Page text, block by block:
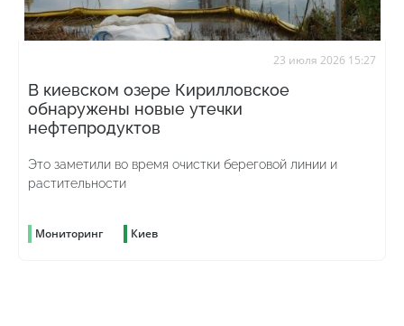
23 июля 2026 15:27
В киевском озере Кирилловское
обнаружены новые утечки
нефтепродуктов
Это заметили во время очистки береговой линии и
растительности
Мониторинг Киев